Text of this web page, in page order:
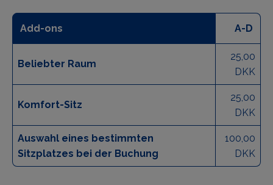
Add-ons A-D
Beliebter Raum
25,00
DKK
Komfort-Sitz
25,00
DKK
Auswahl eines bestimmten
Sitzplatzes bei der Buchung
100,00
DKK